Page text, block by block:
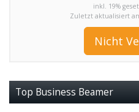
inkl. 19%
Zuletzt aktualisiert
Nicht
Top Business Beamer